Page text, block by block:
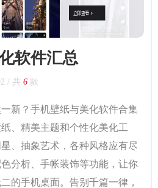
软件汇总
/ 共 6 款
新？手机壁纸与美化软件合集
、精美主题和个性化美化工
、抽象艺术，各种风格应有尽
分析、手帐装饰等功能，让你
的手机桌面。告别千篇一律，